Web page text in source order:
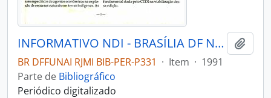
INFORMATIVO NDI - BRASÍLIA DF NÚCLEO DE DIREITOS INDÍGENAS - 1991
BR DFFUNAI RJMI BIB-PER-P331 · Item · 1991
Parte de Bibliográfico
Periódico digitalizado